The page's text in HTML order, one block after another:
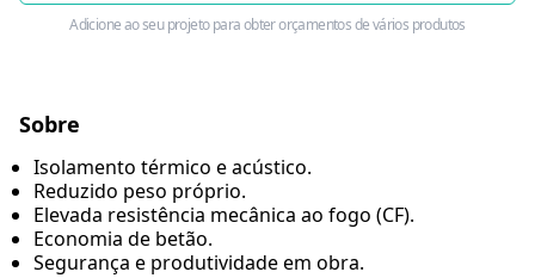
Adicione ao seu projeto para obter orçamentos de vários produtos
Sobre
Isolamento térmico e acústico.
Reduzido peso próprio.
Elevada resistência mecânica ao fogo (CF).
Economia de betão.
Segurança e produtividade em obra.